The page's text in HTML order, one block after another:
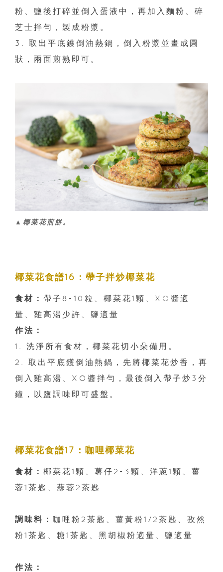
粉、鹽後打碎並倒入蛋液中，再加入麵粉、碎
芝士拌勻，製成粉漿。
3. 取出平底鑊倒油熱鍋，倒入粉漿並畫成圓
狀，兩面煎熟即可。
▲椰菜花煎餅。
椰菜花食譜16：帶子拌炒椰菜花
食材： 帶子8-10粒、椰菜花1顆、XO醬適
量、雞高湯少許、鹽適量
作法：
1. 洗淨所有食材，椰菜花切小朵備用。
2. 取出平底鑊倒油熱鍋，先將椰菜花炒香，再
倒入雞高湯、XO醬拌勻，最後倒入帶子炒3分
鐘，以鹽調味即可盛盤。
椰菜花食譜17：咖哩椰菜花
食材： 椰菜花1顆、薯仔2-3顆、洋蔥1顆、薑
蓉1茶匙、蒜蓉2茶匙
調味料： 咖哩粉2茶匙、薑黃粉1/2茶匙、孜然
粉1茶匙、糖1茶匙、黑胡椒粉適量、鹽適量
作法：